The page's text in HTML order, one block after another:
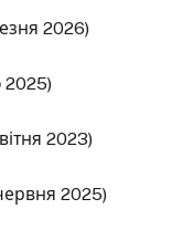
2026)
2025)
2023)
2025)